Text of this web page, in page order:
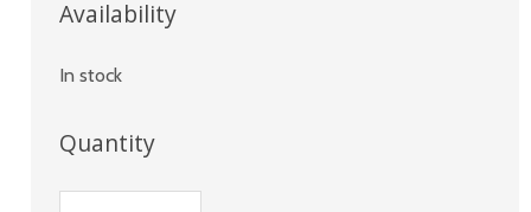
Availability
In stock
Quantity